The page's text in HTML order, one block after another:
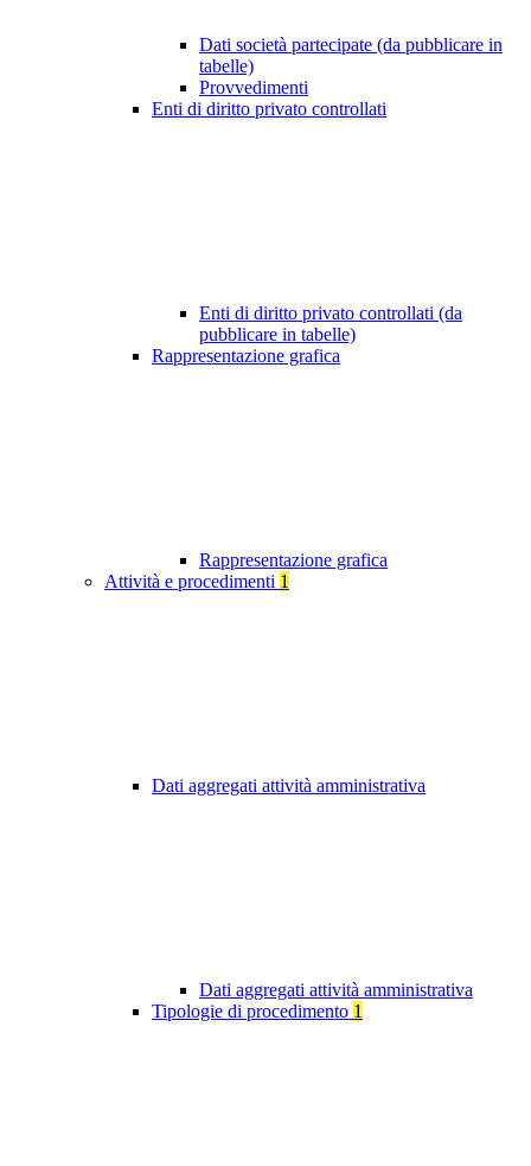
Dati società partecipate (da pubblicare in
tabelle)
Provvedimenti
Enti di diritto privato controllati
Enti di diritto privato controllati (da
pubblicare in tabelle)
Rappresentazione grafica
Rappresentazione grafica
Attività e procedimenti 1
Dati aggregati attività amministrativa
Dati aggregati attività amministrativa
Tipologie di procedimento 1